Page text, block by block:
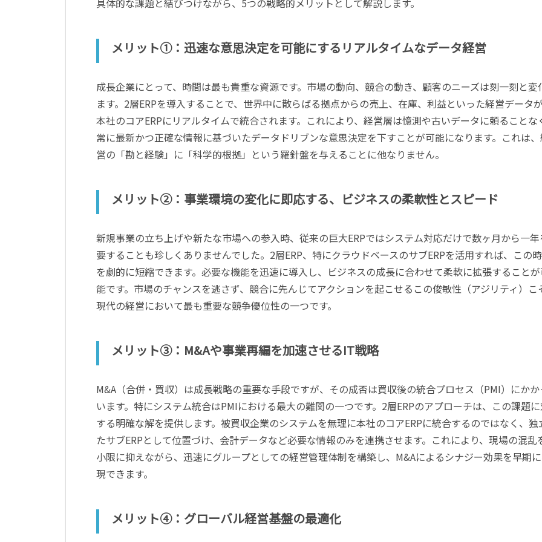
メリット①：迅速な意思決定を可能にするリアルタイムなデータ経営
成長企業にとって、時間は最も貴重な資源です。市場の動向、競合の動き、顧客のニーズは刻一刻と変
ます。2層ERPを導入することで、世界中に散らばる拠点からの売上、在庫、利益といった経営データが
本社のコアERPにリアルタイムで統合されます。これにより、経営層は憶測や古いデータに頼ることな
常に最新かつ正確な情報に基づいたデータドリブンな意思決定を下すことが可能になります。これは
営の「勘と経験」に「科学的根拠」という羅針盤を与えることに他なりません。
メリット②：事業環境の変化に即応する、ビジネスの柔軟性とスピード
新規事業の立ち上げや新たな市場への参入時、従来の巨大ERPではシステム対応だけで数ヶ月から一年
要することも珍しくありませんでした。2層ERP、特にクラウドベースのサブERPを活用すれば、この
を劇的に短縮できます。必要な機能を迅速に導入し、ビジネスの成長に合わせて柔軟に拡張すること
能です。市場のチャンスを逃さず、競合に先んじてアクションを起こせるこの俊敏性（アジリティ）こ
現代の経営において最も重要な競争優位性の一つです。
メリット③：M&Aや事業再編を加速させるIT戦略
M&A（合併・買収）は成長戦略の重要な手段ですが、その成否は買収後の統合プロセス（PMI）にかか
います。特にシステム統合はPMIにおける最大の難関の一つです。2層ERPのアプローチは、この課題
する明確な解を提供します。被買収企業のシステムを無理に本社のコアERPに統合するのではなく、独
たサブERPとして位置づけ、会計データなど必要な情報のみを連携させます。これにより、現場の混乱
小限に抑えながら、迅速にグループとしての経営管理体制を構築し、M&Aによるシナジー効果を早期
現できます。
メリット④：グローバル経営基盤の最適化